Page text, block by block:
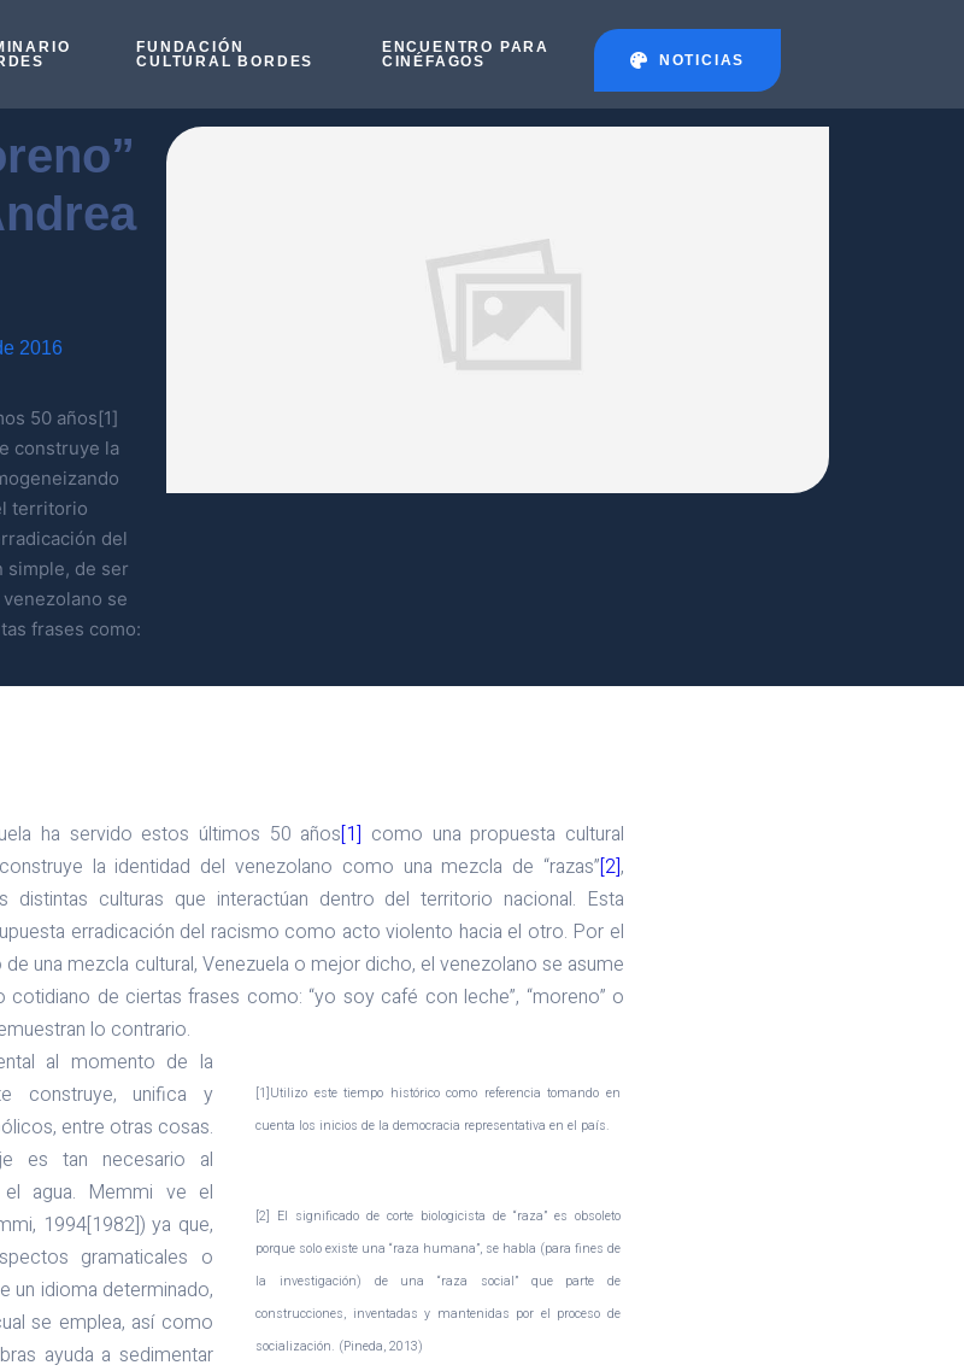
FUNDACIÓN
CULTURAL BORDES
ENCUENTRO PARA
CINÉFAGOS
NOTICIAS
2016
50 años[1]
construye la
territorio
del
simple, de ser
se
frases como:
ha servido estos últimos 50 años[1] como una propuesta cultural
la identidad del venezolano como una mezcla de “razas”[2],
culturas que interactúan dentro del territorio nacional. Esta
erradicación del racismo como acto violento hacia el otro. Por el
una mezcla cultural, Venezuela o mejor dicho, el venezolano se asume
de ciertas frases como: “yo soy café con leche”, “moreno” o
lo contrario.
[1]Utilizo este tiempo histórico como referencia tomando en
cuenta los inicios de la democracia representativa en el país.
[2] El significado de corte biologicista de “raza” es obsoleto
porque solo existe una “raza humana”, se habla (para fines de
la investigación) de una “raza social” que parte de
construcciones, inventadas y mantenidas por el proceso de
socialización. (Pineda, 2013)
al momento de la
construye, unifica y
entre otras cosas.
es tan necesario al
agua. Memmi ve el
1994[1982]) ya que,
gramaticales o
un idioma determinado,
se emplea, así como
ayuda a sedimentar